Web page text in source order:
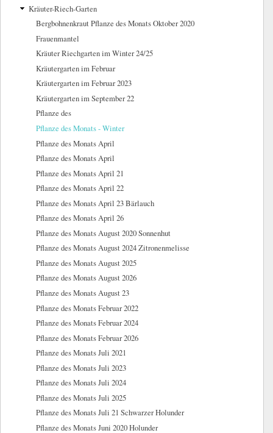
Kräuter-Riech-Garten
Bergbohnenkraut Pflanze des Monats Oktober 2020
Frauenmantel
Kräuter Riechgarten im Winter 24/25
Kräutergarten im Februar
Kräutergarten im Februar 2023
Kräutergarten im September 22
Pflanze des
Pflanze des Monats - Winter
Pflanze des Monats April
Pflanze des Monats April
Pflanze des Monats April 21
Pflanze des Monats April 22
Pflanze des Monats April 23 Bärlauch
Pflanze des Monats April 26
Pflanze des Monats August 2020 Sonnenhut
Pflanze des Monats August 2024 Zitronenmelisse
Pflanze des Monats August 2025
Pflanze des Monats August 2026
Pflanze des Monats August 23
Pflanze des Monats Februar 2022
Pflanze des Monats Februar 2024
Pflanze des Monats Februar 2026
Pflanze des Monats Juli 2021
Pflanze des Monats Juli 2023
Pflanze des Monats Juli 2024
Pflanze des Monats Juli 2025
Pflanze des Monats Juli 21 Schwarzer Holunder
Pflanze des Monats Juni 2020 Holunder